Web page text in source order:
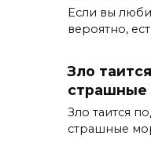
Если вы
вероятно,
Зло
страшные
Зло таится
страшные